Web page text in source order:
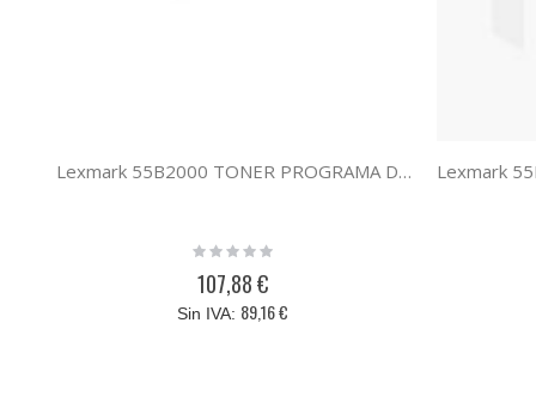
Lexmark 55B2000 TONER PROGRAMA DE RETORNO
Rating:
107,88 €
89,16 €